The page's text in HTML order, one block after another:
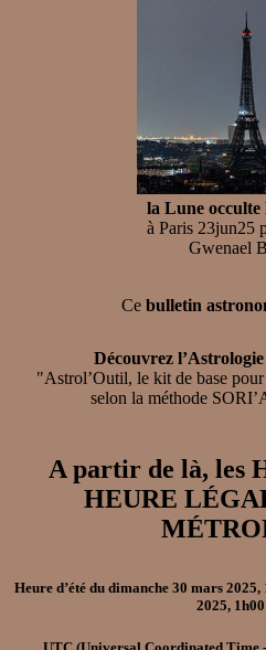
la Lune occulte
à Paris 23jun25
Gwenael
Ce bulletin
Découvrez
"Astrol’Outil, le kit de base
selon la méthode
A partir de là, les
HEURE
Heure d’été du dimanche 30 mars 2025,
2025,